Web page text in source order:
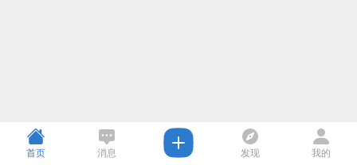
首页 消息 发现 我的